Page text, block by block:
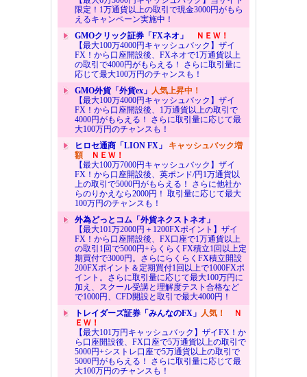
限定！1万通貨以上の取引で現金3000円がもら
えるキャンペーン実施中！
GMOクリック証券「FXネオ」
ＮＥＷ！
【最大100万4000円キャッシュバック】ザイ
FX！から口座開設後、FXネオで1万通貨以上
の取引で4000円がもらえる！ さらに取引量に
応じて最大100万円のチャンスも！
GMO外貨「外貨ex」 人気上昇中！
【最大100万4000円キャッシュバック】ザイ
FX！から口座開設後、1万通貨以上の取引で
4000円がもらえる！ さらに取引量に応じて最
大100万円のチャンスも！
ヒロセ通商「LION FX」 キャッシュバック増
額ＮＥＷ！
【最大100万7000円キャッシュバック】ザイ
FX！から口座開設後、英ポンド/円1万通貨以
上の取引で5000円がもらえる！ さらに他社か
らのりかえなら2000円！ 取引量に応じて最大
100万円のチャンスも！
外為どっとコム「外貨ネクストネオ」
【最大101万2000円＋1200FXポイント】ザイ
FX！から口座開設後、FX口座で1万通貨以上
の取引1回で5000円+らくらくFX積立1回以上定
期買付で3000円。さらにらくらくFX積立開設
200FXポイント＆定期買付1回以上で1000FXポ
イント。さらに取引量に応じて最大100万円に
加え、スクール受講と理解度テスト合格など
で1000円、CFD開設と取引で最大4000円！
トレイダーズ証券「みんなのFX」 人気！
Ｎ
ＥＷ！
【最大101万円キャッシュバック】ザイFX！か
ら口座開設後、FX口座で5万通貨以上の取引で
5000円+シストレ口座で5万通貨以上の取引で
5000円がもらえる！ さらに取引量に応じて最
大100万円のチャンスも！